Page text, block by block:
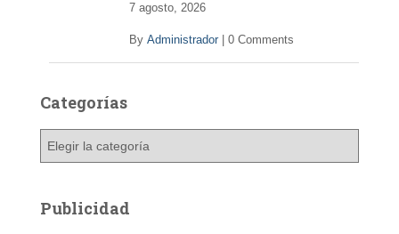
7 agosto, 2026
By Administrador 0 Comments
Categorías
g
Publicidad